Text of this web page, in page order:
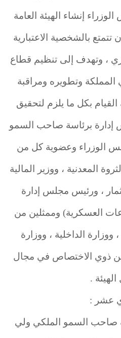
الوزراء إنشاء الهيئة العامة
بالشخصية الاعتبارية
، وتهدف إلى تنظيم قطاع
وتطويره ومراقبة
بكل ما يلزم لتحقيق
إدارة برئاسة صاحب السمو
الوزراء وعضوية كل من
المعدنية ، ووزير المالية
، ورئيس مجلس إدارة
العسكرية) وممثلين من
الداخلية ، ووزارة
من ذوي الاختصاص في مجال
.
عشر :
صاحب السمو الملكي ولي